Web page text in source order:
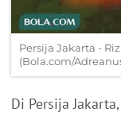
Persija Jakarta -
(Bola.com/
Di Persija